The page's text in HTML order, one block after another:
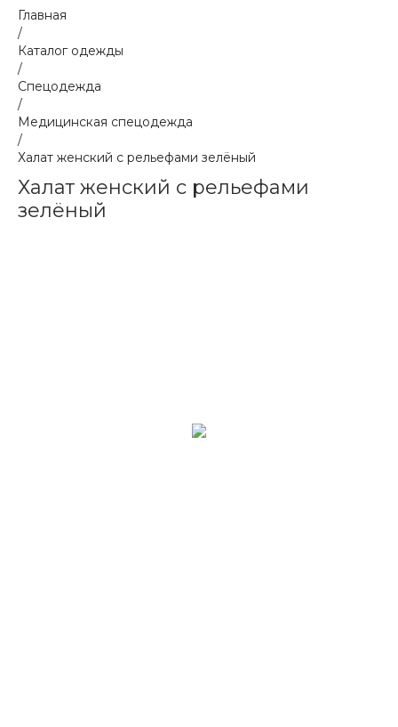
Главная
/
Каталог одежды
/
Спецодежда
/
Медицинская спецодежда
/
Халат женский с рельефами зелёный
Халат женский с рельефами
зелёный